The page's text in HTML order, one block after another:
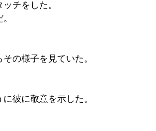
チをした。
の様子を見ていた。
彼に敬意を示した。